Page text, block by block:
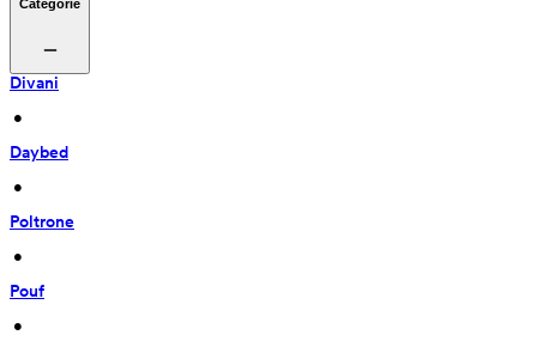
Categorie
Divani
•
Daybed
•
Poltrone
•
Pouf
•